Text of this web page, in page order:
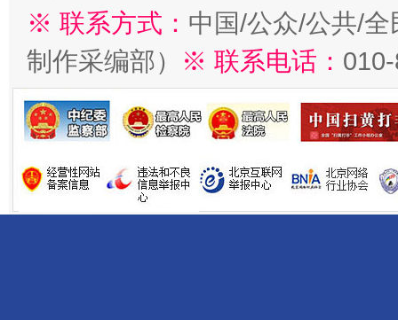
※ 联系方式： 中国/公众/公共/
制作采编部）
※ 联系电话：